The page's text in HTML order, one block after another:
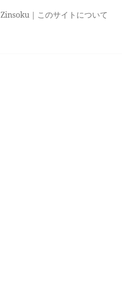
Zinsoku｜ このサイトについて